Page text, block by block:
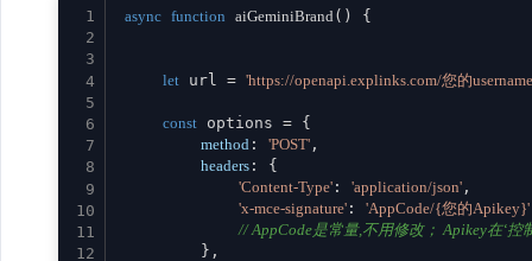
1
2
3
4
5
6
7
8
9
10
11
12
async function aiGeminiBrand( ) {
let url = 'https://openapi.explinks.com/您的
const options = {
method : 'POST' ,
headers : {
'Content-Type' : 'application/json' ,
'x-mce-signature' : 'AppCode/{您的Apikey}'
// AppCode是常量,不用修改； Apikey在‘控
        },